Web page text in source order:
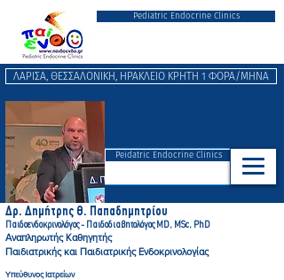
Pediatric Endocrine Clinics
ΛΑΡΙΣΑ, ΘΕΣΣΑΛΟΝΙΚΗ, ΗΡΑΚΛΕΙΟ ΚΡΗΤΗ 1 ΦΟΡΑ/ΜΗΝΑ
Peidatric Endocrine Clinics
Δρ. Δημήτρης Θ. Παπαδημητρίου
Παιδοενδοκρινολόγος - Παιδοδιαβητολόγος MD, MSc, PhD
Αναπληρωτής Καθηγητής
Παιδιατρικής και Παιδιατρικής Ενδοκρινολογίας
Υπεύθυνος Ιατρείων